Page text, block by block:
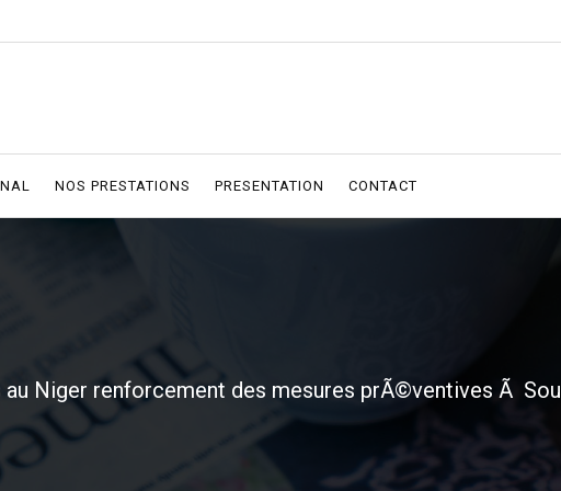
NOS PRESTATIONS PRESENTATION CONTACT
Niger renforcement des mesures prÃ©ventives Ã